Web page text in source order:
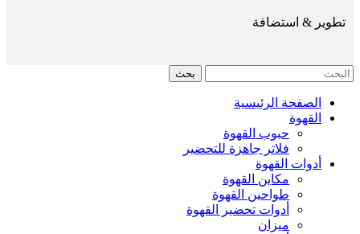
تطوير & استضافة
بحث
الصفحة الرئيسية
القهوة
حبوب القهوة
فلاتر جاهزة للتحضير
أدوات القهوة
مكاين القهوة
طواحين القهوة
أدوات تحضير القهوة
ميزان